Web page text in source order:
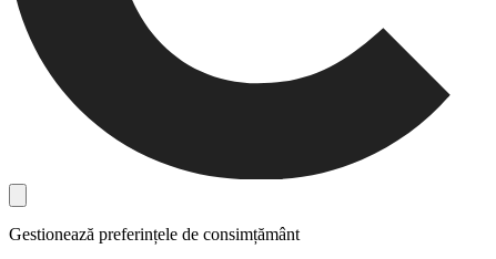
Gestionează preferințele de consimțământ